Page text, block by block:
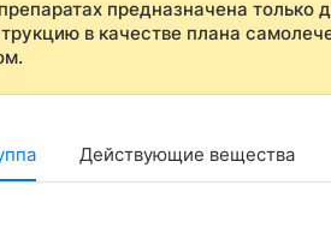
предназначена только
в качестве плана
Действующие вещества